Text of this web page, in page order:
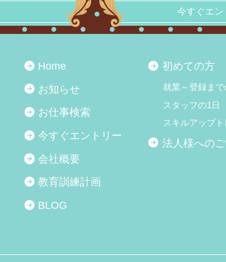
今すぐエン
Home
お知らせ
お仕事検索
今すぐエントリー
会社概要
教育訓練計画
BLOG
初めての方
就業～登録ま
スタッフの1日
スキルアップ
法人様への